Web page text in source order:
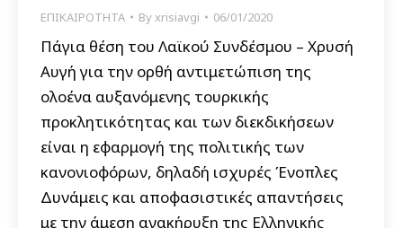
ΕΠΙΚΑΙΡΟΤΗΤΑ Byxrisiavgi 06/01/2020
Πάγια θέση του Λαϊκού Συνδέσμου – Χρυσή
Αυγή για την ορθή αντιμετώπιση της
ολοένα αυξανόμενης τουρκικής
προκλητικότητας και των διεκδικήσεων
είναι η εφαρμογή της πολιτικής των
κανονιοφόρων, δηλαδή ισχυρές Ένοπλες
Δυνάμεις και αποφασιστικές απαντήσεις
με την άμεση ανακήρυξη της Ελληνικής